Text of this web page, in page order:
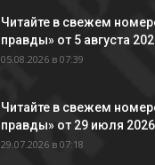
Читайте в свежем
правды» от 5 августа
05.08.2026 в 07:39
Читайте в свежем
правды» от 29 июля
29.07.2026 в 07:18